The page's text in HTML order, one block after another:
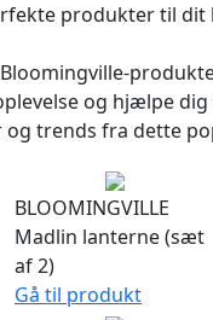
produkter til dit
og hjælpe
og trends fra dette
BLOOMINGVILLE
Madlin lanterne (sæt
af 2)
Gå til produkt